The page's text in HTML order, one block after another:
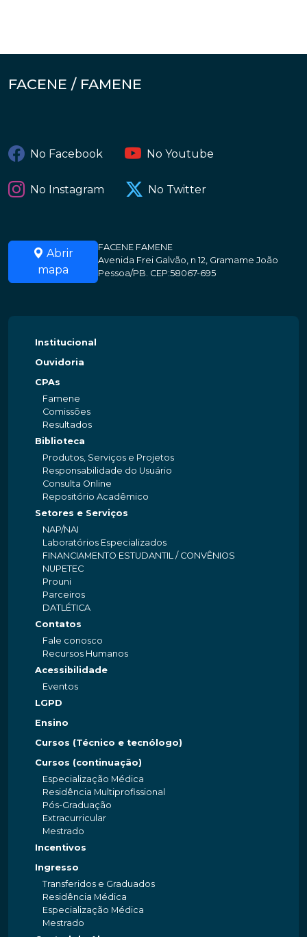
FACENE / FAMENE
No Facebook No Youtube
No Instagram No Twitter
Abrir
mapa
FACENE FAMENE
Avenida Frei Galvão, n 12, Gramame João
Pessoa/PB. CEP:58067-695
Institucional
Ouvidoria
CPAs
Famene
Comissões
Resultados
Biblioteca
Produtos, Serviços e Projetos
Responsabilidade do Usuário
Consulta Online
Repositório Acadêmico
Setores e Serviços
NAP/NAI
Laboratórios Especializados
FINANCIAMENTO ESTUDANTIL / CONVÊNIOS
NUPETEC
Prouni
Parceiros
DATLÉTICA
Contatos
Fale conosco
Recursos Humanos
Acessibilidade
Eventos
LGPD
Ensino
Cursos (Técnico e tecnólogo)
Cursos (continuação)
Especialização Médica
Residência Multiprofissional
Pós-Graduação
Extracurricular
Mestrado
Incentivos
Ingresso
Transferidos e Graduados
Residência Médica
Especialização Médica
Mestrado